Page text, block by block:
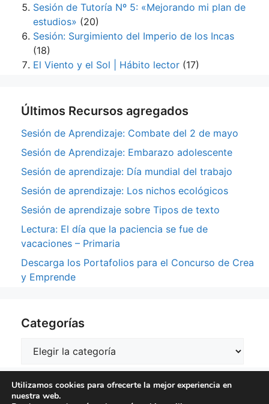
Sesión de Tutoría Nº 5: «Mejorando mi plan de
estudios» (20)
Sesión: Surgimiento del Imperio de los Incas
(18)
El Viento y el Sol | Hábito lector (17)
Últimos Recursos agregados
Sesión de Aprendizaje: Combate del 2 de mayo
Sesión de Aprendizaje: Embarazo adolescente
Sesión de aprendizaje: Día mundial del trabajo
Sesión de aprendizaje: Los nichos ecológicos
Sesión de aprendizaje sobre Tipos de texto
Lectura: El día que la paciencia se fue de
vacaciones – Primaria
Descarga los Portafolios para el Concurso de Crea
y Emprende
Categorías
Categorías
Utilizamos cookies para ofrecerte la mejor experiencia en
nuestra web.